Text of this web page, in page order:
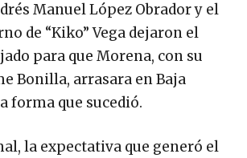
Manuel López Obrador y el
de “Kiko” Vega dejaron el
para que Morena, con su
Bonilla, arrasara en Baja
forma que sucedió.
la expectativa que generó el